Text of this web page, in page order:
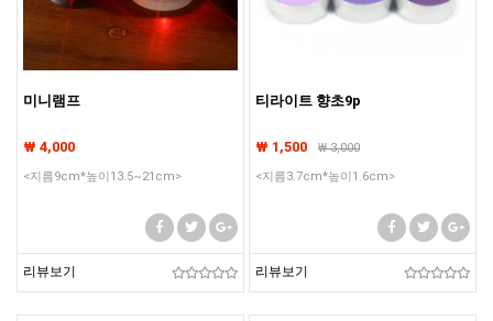
미니램프
₩ 4,000
<지름9cm*높이13.5~21cm>
리뷰보기
티라이트 향초9p
₩ 1,500 ₩3,000
<지름3.7cm*높이1.6cm>
리뷰보기